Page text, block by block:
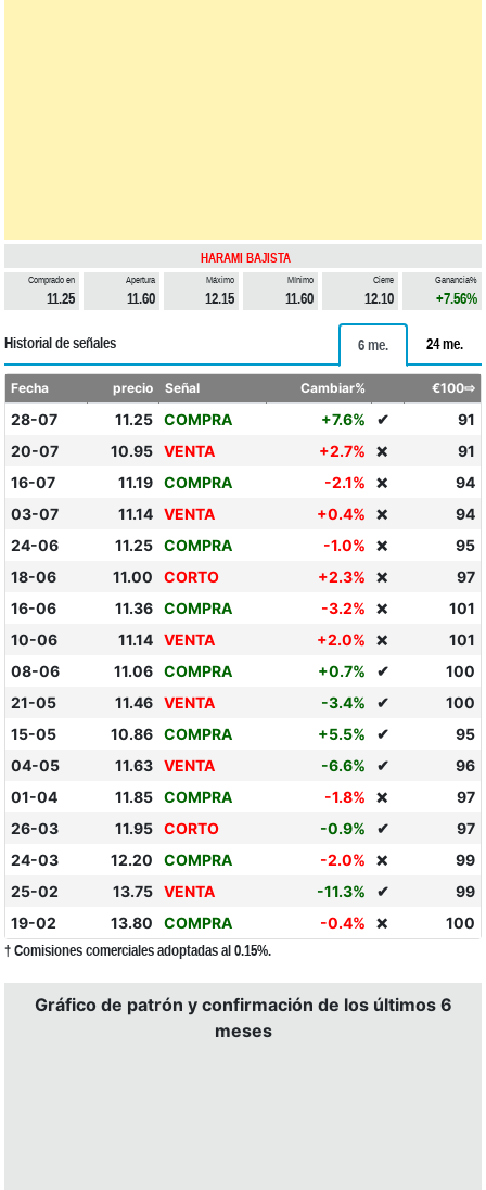
HARAMI BAJISTA
Comprado en
11.25
Apertura
11.60
Máximo
12.15
Mínimo
11.60
Cierre
12.10
Ganancia%
+7.56%
Historial de señales 6 me. 24 me.
Fecha precio Señal Cambiar% €100⇨
28-07 11.25 COMPRA +7.6% ✔
91
20-07
10.95 VENTA +2.7% ❌
91
16-07
11.19 COMPRA -2.1% ❌
94
03-07
11.14 VENTA +0.4% ❌
94
24-06
11.25 COMPRA -1.0% ❌
95
18-06
11.00 CORTO +2.3% ❌
97
16-06
11.36 COMPRA -3.2% ❌
101
10-06
11.14 VENTA +2.0% ❌
101
08-06
11.06 COMPRA +0.7% ✔
100
21-05
11.46 VENTA -3.4% ✔
100
15-05
10.86 COMPRA +5.5% ✔
95
04-05
11.63 VENTA -6.6% ✔
96
01-04
11.85 COMPRA -1.8% ❌
97
26-03
11.95 CORTO -0.9% ✔
97
24-03
12.20 COMPRA -2.0% ❌
99
25-02
13.75 VENTA -11.3% ✔
99
19-02
13.80 COMPRA -0.4% ❌ 100
† Comisiones comerciales adoptadas al 0.15%.
Gráfico de patrón y confirmación de los últimos 6
meses